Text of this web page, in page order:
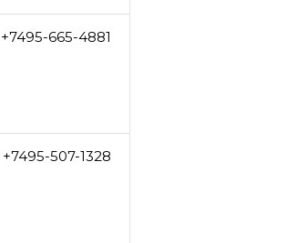
+7495-665-4881
+7495-507-1328